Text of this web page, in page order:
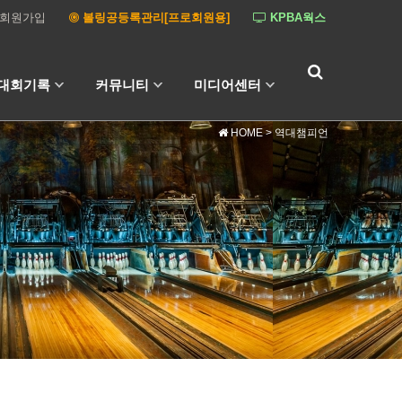
KPBA웍스
볼링공등록관리[프로회원용]
회원가입
회기록 커뮤니티 미디어센터
HOME> 역대챔피언